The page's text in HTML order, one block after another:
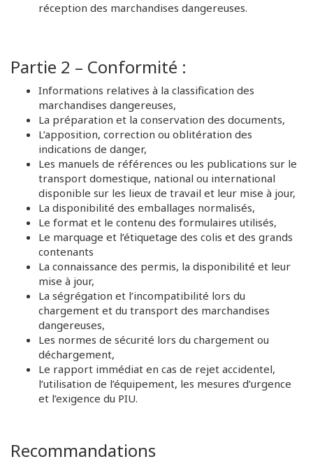
réception des marchandises dangereuses.
Partie 2 – Conformité :
Informations relatives à la classification des
marchandises dangereuses,
La préparation et la conservation des documents,
L’apposition, correction ou oblitération des
indications de danger,
Les manuels de références ou les publications sur le
transport domestique, national ou international
disponible sur les lieux de travail et leur mise à jour,
La disponibilité des emballages normalisés,
Le format et le contenu des formulaires utilisés,
Le marquage et l’étiquetage des colis et des grands
contenants
La connaissance des permis, la disponibilité et leur
mise à jour,
La ségrégation et l’incompatibilité lors du
chargement et du transport des marchandises
dangereuses,
Les normes de sécurité lors du chargement ou
déchargement,
Le rapport immédiat en cas de rejet accidentel,
l’utilisation de l’équipement, les mesures d’urgence
et l’exigence du PIU.
Recommandations